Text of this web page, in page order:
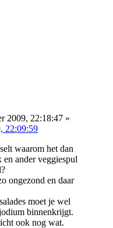
2009, 22:18:47 »
22:09:59
waarom het dan
en ander veggiespul
ongezond en daar
moet je wel
binnenkrijgt.
ook nog wat.